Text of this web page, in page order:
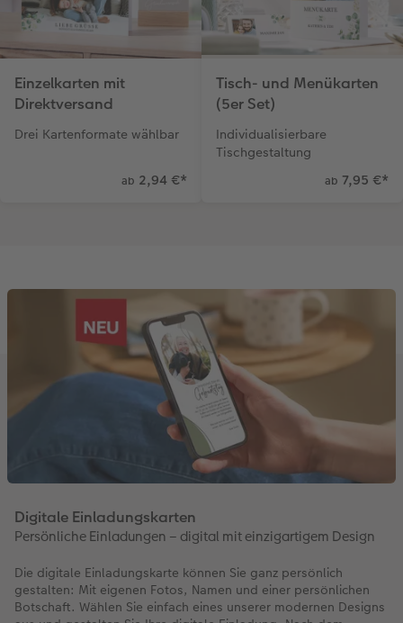
Einzelkarten mit
Direktversand
Drei Kartenformate wählbar
ab 2,94 €*
Tisch- und Menükarten
(5er Set)
Individualisierbare
Tischgestaltung
ab 7,95 €*
Digitale Einladungskarten
Persönliche Einladungen – digital mit einzigartigem Design
Die digitale Einladungskarte können Sie ganz persönlich
gestalten: Mit eigenen Fotos, Namen und einer persönlichen
Botschaft. Wählen Sie einfach eines unserer modernen Designs